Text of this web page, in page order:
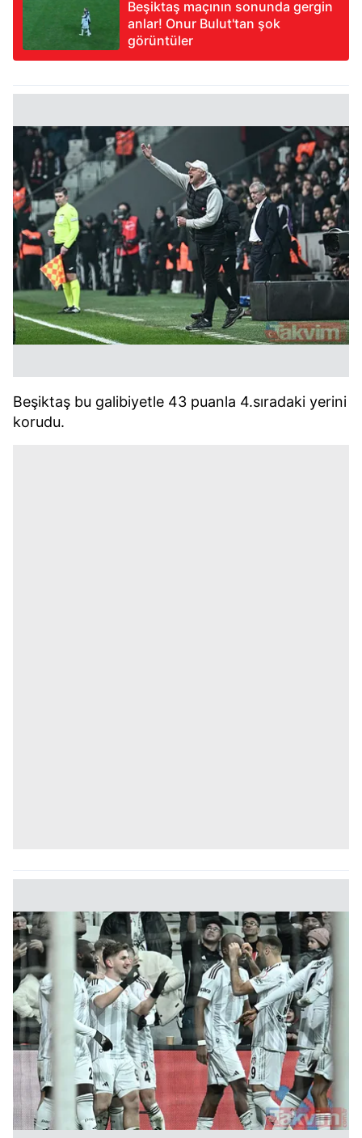
Beşiktaş maçının sonunda gergin
anlar! Onur Bulut'tan şok
görüntüler
Beşiktaş bu galibiyetle 43 puanla 4.sıradaki yerini
korudu.